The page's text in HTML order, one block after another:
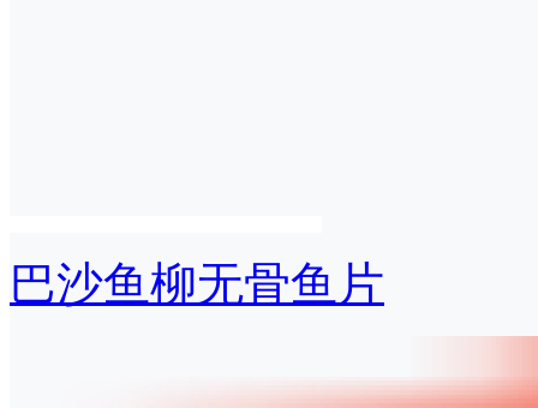
巴沙鱼柳无骨鱼片